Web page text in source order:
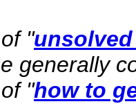
"
generally
"how to